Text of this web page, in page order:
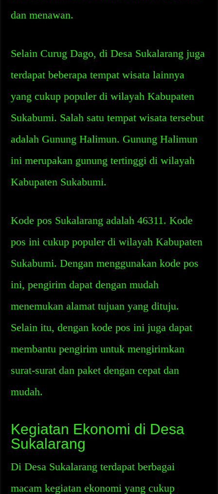
dan menawan.
Selain Curug Dago, di Desa Sukalarang juga
terdapat beberapa tempat wisata lainnya
yang cukup populer di wilayah Kabupaten
Sukabumi. Salah satu tempat wisata tersebut
adalah Gunung Halimun. Gunung Halimun
ini merupakan gunung tertinggi di wilayah
Kabupaten Sukabumi.
Kode pos Sukalarang adalah 46311. Kode
pos ini cukup populer di wilayah Kabupaten
Sukabumi. Dengan menggunakan kode pos
ini, pengirim dapat dengan mudah
menemukan alamat tujuan yang dituju.
Selain itu, dengan kode pos ini juga dapat
membantu pengirim untuk mengirimkan
surat-surat dan paket dengan cepat dan
mudah.
Kegiatan Ekonomi di Desa
Sukalarang
Di Desa Sukalarang terdapat berbagai
macam kegiatan ekonomi yang cukup